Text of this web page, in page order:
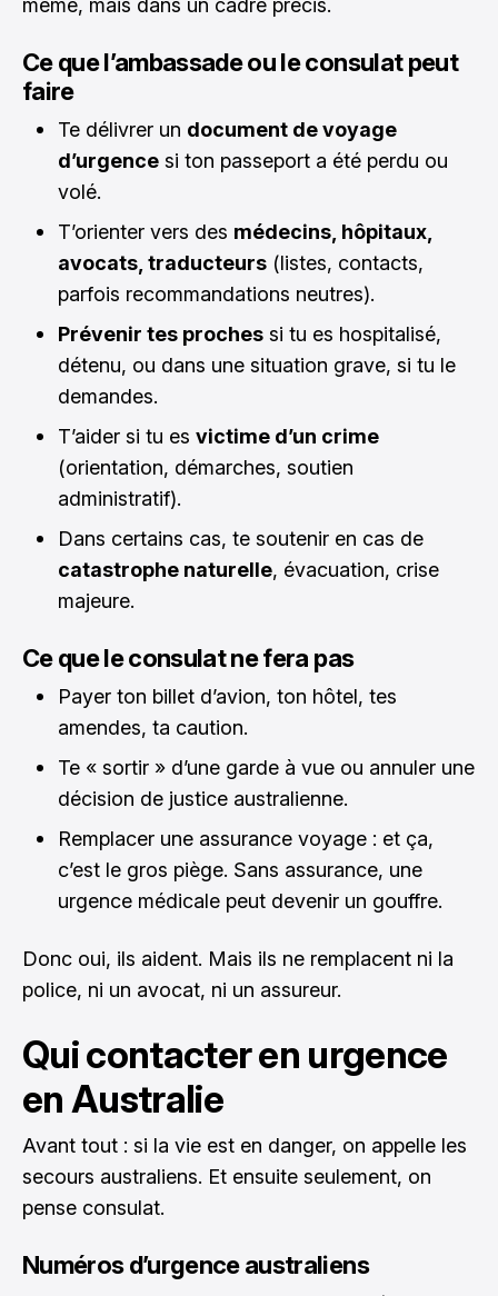
même, mais dans un cadre précis.
Ce que l’ambassade ou le consulat peut
faire
Te délivrer un document de voyage
d’urgence si ton passeport a été perdu ou
volé.
T’orienter vers des médecins, hôpitaux,
avocats, traducteurs (listes, contacts,
parfois recommandations neutres).
Prévenir tes proches si tu es hospitalisé,
détenu, ou dans une situation grave, si tu le
demandes.
T’aider si tu es victime d’un crime
(orientation, démarches, soutien
administratif).
Dans certains cas, te soutenir en cas de
catastrophe naturelle, évacuation, crise
majeure.
Ce que le consulat ne fera pas
Payer ton billet d’avion, ton hôtel, tes
amendes, ta caution.
Te « sortir » d’une garde à vue ou annuler une
décision de justice australienne.
Remplacer une assurance voyage : et ça,
c’est le gros piège. Sans assurance, une
urgence médicale peut devenir un gouffre.
Donc oui, ils aident. Mais ils ne remplacent ni la
police, ni un avocat, ni un assureur.
Qui contacter en urgence
en Australie
Avant tout : si la vie est en danger, on appelle les
secours australiens. Et ensuite seulement, on
pense consulat.
Numéros d’urgence australiens